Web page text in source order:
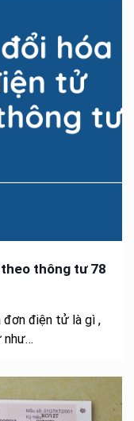
thông tư 78
đơn điện tử là gì ,
như…